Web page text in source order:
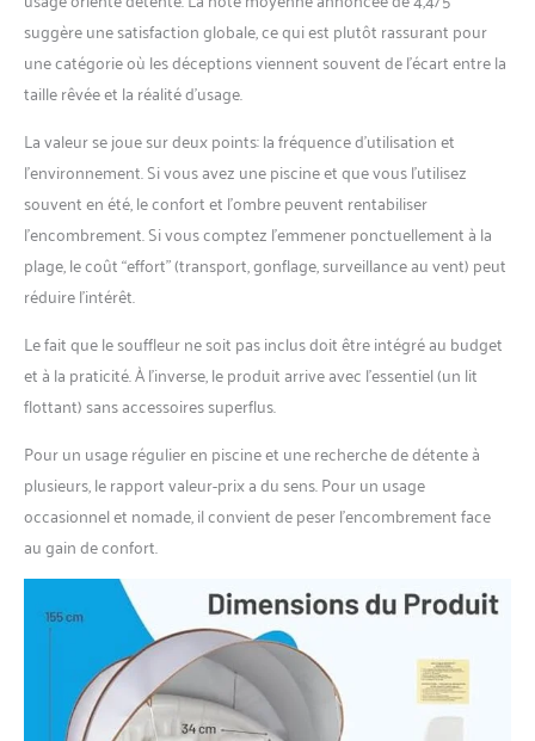
suggère une satisfaction globale, ce qui est plutôt rassurant pour
une catégorie où les déceptions viennent souvent de l’écart entre la
taille rêvée et la réalité d’usage.
La valeur se joue sur deux points: la fréquence d’utilisation et
l’environnement. Si vous avez une piscine et que vous l’utilisez
souvent en été, le confort et l’ombre peuvent rentabiliser
l’encombrement. Si vous comptez l’emmener ponctuellement à la
plage, le coût “effort” (transport, gonflage, surveillance au vent) peut
réduire l’intérêt.
Le fait que le souffleur ne soit pas inclus doit être intégré au budget
et à la praticité. À l’inverse, le produit arrive avec l’essentiel (un lit
flottant) sans accessoires superflus.
Pour un usage régulier en piscine et une recherche de détente à
plusieurs, le rapport valeur-prix a du sens. Pour un usage
occasionnel et nomade, il convient de peser l’encombrement face
au gain de confort.